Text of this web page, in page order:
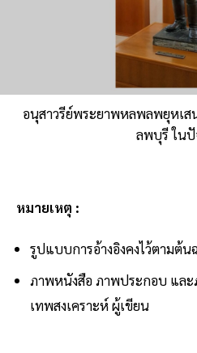
อนุสาวรีย์พระยาพหลพลพยุหเส
ลพบุรี ใน
หมายเหตุ :
รูปแบบการอ้างอิงคงไว้ตามต้
ภาพหนังสือ ภาพประกอบ แล
เทพสงเคราะห์ ผู้เขียน